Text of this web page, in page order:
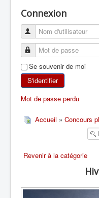
ESCALADE
ALPINISME
SKI DE
RANDONNÉE
Connexion
Se souvenir de moi
S'identifier
Mot de passe perdu
Accueil » Concours
Revenir à la catégorie